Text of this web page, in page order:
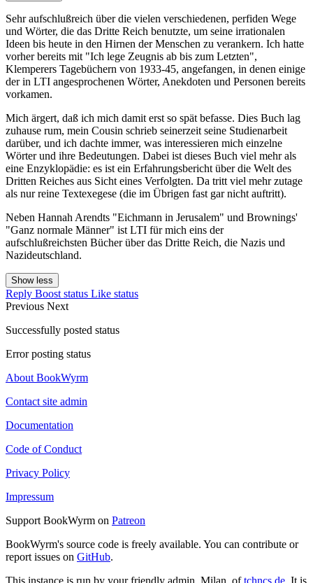
Sehr aufschlußreich über die vielen verschiedenen, perfiden Wege
und Wörter, die das Dritte Reich benutzte, um seine irrationalen
Ideen bis heute in den Hirnen der Menschen zu verankern. Ich hatte
vorher bereits mit "Ich lege Zeugnis ab bis zum Letzten",
Klemperers Tagebüchern von 1933-45, angefangen, in denen einige
der in LTI angesprochenen Wörter, Anekdoten und Personen bereits
vorkamen.
Mich ärgert, daß ich mich damit erst so spät befasse. Dies Buch lag
zuhause rum, mein Cousin schrieb seinerzeit seine Studienarbeit
darüber, und ich dachte immer, was interessieren mich einzelne
Wörter und ihre Bedeutungen. Dabei ist dieses Buch viel mehr als
eine Enzyklopädie: es ist ein Erfahrungsbericht über die Welt des
Dritten Reiches aus Sicht eines Verfolgten. Da tritt viel mehr zutage
als nur reine Textexegese (die im Übrigen fast gar nicht auftritt).
Neben Hannah Arendts "Eichmann in Jerusalem" und Brownings'
"Ganz normale Männer" ist LTI für mich eins der
aufschlußreichsten Bücher über das Dritte Reich, die Nazis und
Nazideutschland.
Show less
Reply Boost status Like status
Previous Next
Successfully posted status
Error posting status
About BookWyrm
Contact site admin
Documentation
Code of Conduct
Privacy Policy
Impressum
Support BookWyrm on Patreon
BookWyrm's source code is freely available. You can contribute or
report issues on GitHub.
This instance is run by your friendly admin, Milan, oftchncs.de . It is